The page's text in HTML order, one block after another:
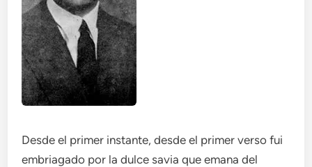
Desde el primer instante, desde el primer verso fui
embriagado por la dulce savia que emana del